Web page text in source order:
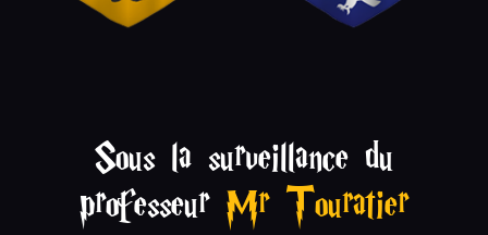
Sous la surveillance du
professeur Mr Touratier